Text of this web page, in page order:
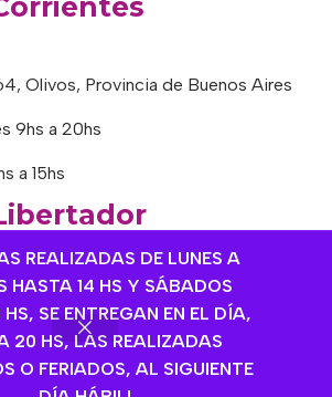
REALIZADAS DE LUNES A
HASTA 14 HS Y SÁBADOS
SE ENTREGAN EN EL DÍA,
20 HS, LAS REALIZADAS
O FERIADOS, AL SIGUIENTE
Olivos, Provincia de Buenos Aires
9hs a 20hs
a 15hs
1915, Vte. López, Provincia de
de 9hs a 13hs / 16hs a 20hs